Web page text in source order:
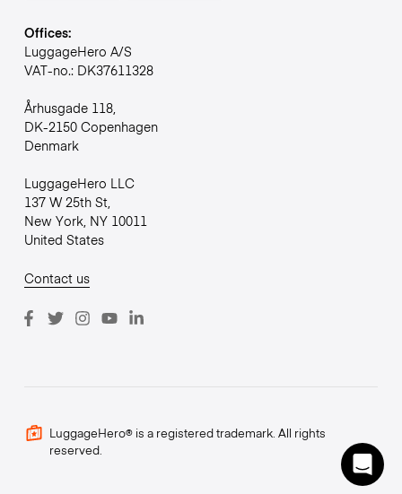
Offices:
LuggageHero A/S
VAT-no.: DK37611328
Århusgade 118,
DK-2150 Copenhagen
Denmark
LuggageHero LLC
137 W 25th St,
New York, NY 10011
United States
Contact us
LuggageHero® is a registered trademark. All rights
reserved.